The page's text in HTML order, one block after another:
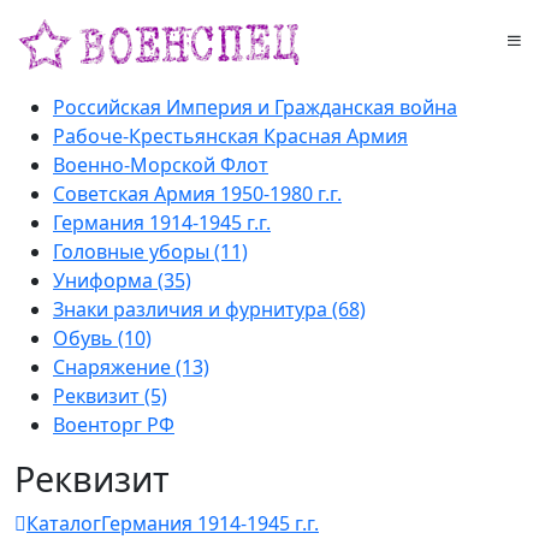
Российская Империя и Гражданская война
Рабоче-Крестьянская Красная Армия
Военно-Морской Флот
Советская Армия 1950-1980 г.г.
Германия 1914-1945 г.г.
Головные уборы (11)
Униформа (35)
Знаки различия и фурнитура (68)
Обувь (10)
Снаряжение (13)
Реквизит (5)
Военторг РФ
Реквизит
КаталогГермания 1914-1945 г.г.